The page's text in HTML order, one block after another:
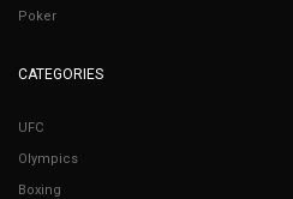
Poker
CATEGORIES
UFC
Olympics
Boxing